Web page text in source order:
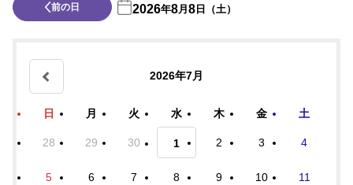
前の日 2026年8月8日（土）
2026年7月
日 月 火 水 木 金 土
28 29 30 1 2 3 4
5 6 7 8 9 10 11